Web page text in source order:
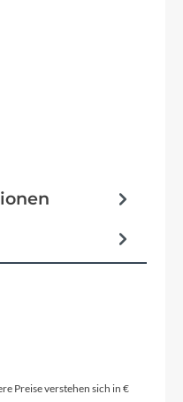
Preise verstehen sich in €